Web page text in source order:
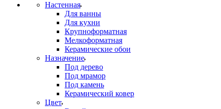
Настенная
Для ванны
Для кухни
Крупноформатная
Мелкоформатная
Керамические обои
Назначение
Под дерево
Под мрамор
Под камень
Керамический ковер
Цвет